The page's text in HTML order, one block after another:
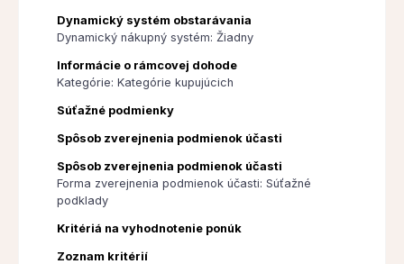
Dynamický systém obstarávania
Dynamický nákupný systém: Žiadny
Informácie o rámcovej dohode
Kategórie: Kategórie kupujúcich
Súťažné podmienky
Spôsob zverejnenia podmienok účasti
Spôsob zverejnenia podmienok účasti
Forma zverejnenia podmienok účasti: Súťažné
podklady
Kritériá na vyhodnotenie ponúk
Zoznam kritérií